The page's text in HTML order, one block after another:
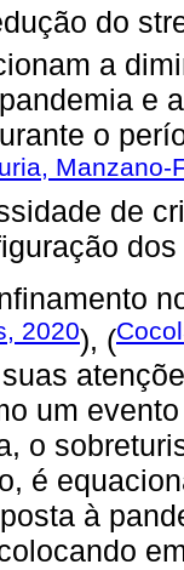
do
a
e
o
de
2020), (
um
o
é
à